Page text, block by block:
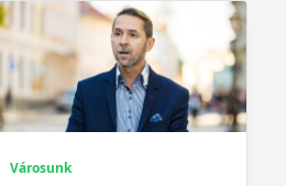
Városunk